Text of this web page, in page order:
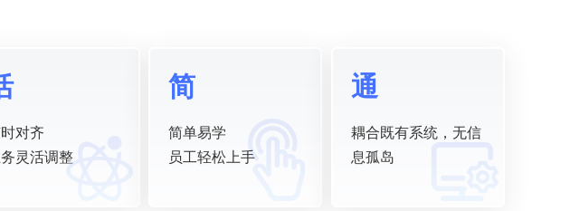
对齐
灵活调整
简
简单易学
员工轻松上手
通
耦合既有系统，无信
息孤岛